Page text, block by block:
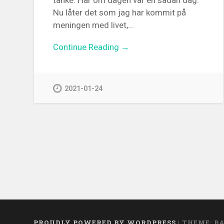
Nu låter det som jag har kommit på
meningen med livet,...
Continue Reading →
2021-01-24
PROUDLY POWERED BY WORDPRESS | THEME: